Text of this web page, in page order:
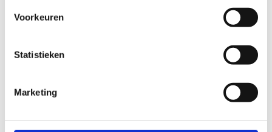
Voorkeuren
Statistieken
Marketing
reservering aan te vragen. We kijken ernaar uit
om jouw sportieve ambities te ondersteunen in